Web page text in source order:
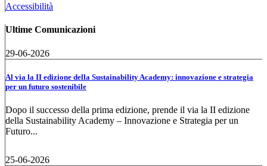
Accessibilità
Ultime Comunicazioni
29-06-2026
Al via la II edizione della Sustainability Academy: innovazione e strategia
per un futuro sostenibile
Dopo il successo della prima edizione, prende il via la II edizione
della Sustainability Academy – Innovazione e Strategia per un
Futuro...
25-06-2026